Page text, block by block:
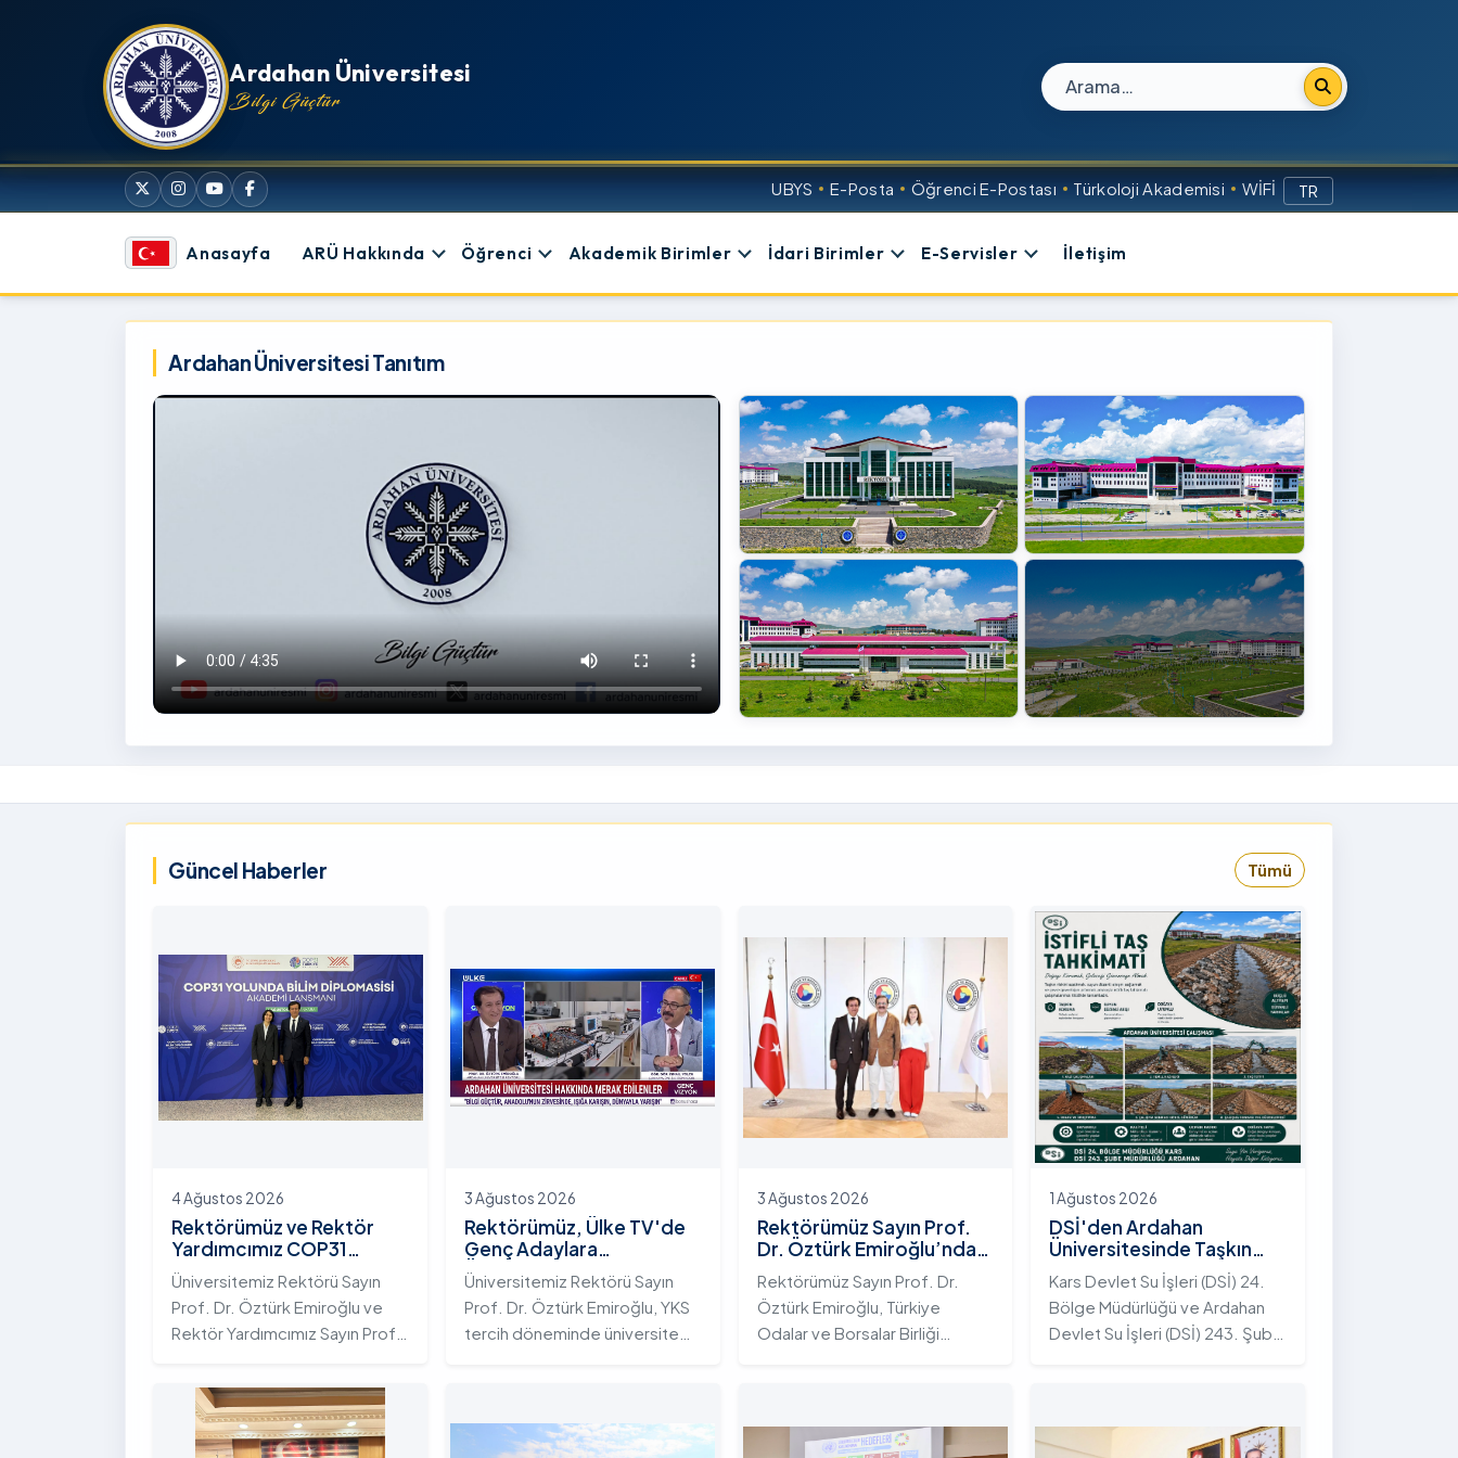
Ardahan Üniversitesi
Bilgi Güçtür Site içi arama
UBYS E-Posta Öğrenci E-Postası Türkoloji Akademisi WİFİ TR
Anasayfa ARÜ Hakkında Öğrenci Akademik Birimler İdari Birimler E-Servisler İletişim
Ardahan Üniversitesi
Ardahan Üniversitesi Tanıtım
İzlemek
Tıklayınız
Güncel Haberler Tümü
4 Ağustos 2026
Rektörümüz ve Rektör
Yardımcımız COP31
Yolunda Bilim Diplomasisi
Akademi Lansmanı
Toplantısına Katıldı
Üniversitemiz Rektörü Sayın
Prof. Dr. Öztürk Emiroğlu ve
Rektör Yardımcımız Sayın Prof.
Kurulu (YÖK) ev sahipliğinde 4
Ağustos 2026 tarihinde
Ankara’da düzenlenen “COP31
3 Ağustos 2026
Rektörümüz, Ülke TV'de
Genç Adaylara
Üniversitemizin Eğitim
Ekosistemini ve Sunduğu
Nitelikli İmkânları Anlattı
Üniversitemiz Rektörü Sayın
Prof. Dr. Öztürk Emiroğlu, YKS
tercih döneminde üniversite
kurumsal yetkinliğini, akademik
3 Ağustos 2026
Rektörümüz Sayın Prof.
Dr. Öztürk Emiroğlu’ndan
TOBB Başkanı Sayın M.
Rifat Hisarcıklıoğlu’na
Ziyaret
Rektörümüz Sayın Prof. Dr.
Öztürk Emiroğlu, Türkiye
Odalar ve Borsalar Birliği
Rektörümüze, eşi Sayın Dr.
1 Ağustos 2026
DSİ'den Ardahan
Üniversitesinde Taşkın
Koruma Projesi: İstifli Taş
Tahkimatı Çalışmaları
Tamamlandı
Kars Devlet Su İşleri (DSİ) 24.
Bölge Müdürlüğü ve Ardahan
Devlet Su İşleri (DSİ) 243. Şube
Üniversitesi yerleşkesinde